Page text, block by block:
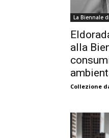
La Biennale
alla
Collezione